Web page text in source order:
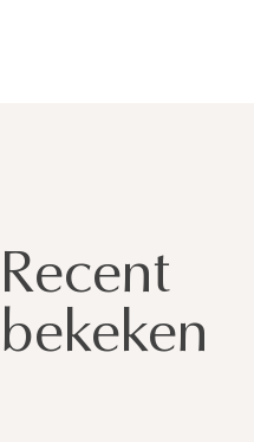
Recent
bekeken